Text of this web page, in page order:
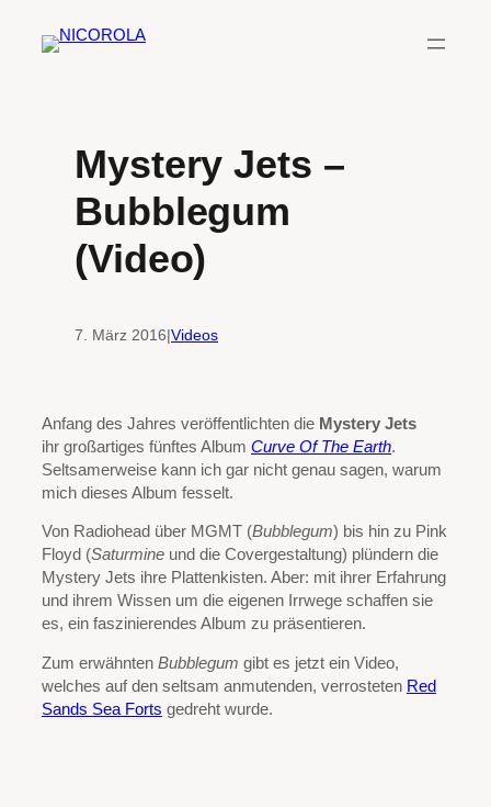
Inhalt
Mystery Jets –
Bubblegum
(Video)
7. März 2016|Videos
Anfang des Jahres veröffentlichten die Mystery Jets
ihr großartiges fünftes Album Curve Of The Earth.
Seltsamerweise kann ich gar nicht genau sagen, warum
mich dieses Album fesselt.
Von Radiohead über MGMT (Bubblegum) bis hin zu Pink
Floyd (Saturmine und die Covergestaltung) plündern die
Mystery Jets ihre Plattenkisten. Aber: mit ihrer Erfahrung
und ihrem Wissen um die eigenen Irrwege schaffen sie
es, ein faszinierendes Album zu präsentieren.
Zum erwähnten Bubblegum gibt es jetzt ein Video,
welches auf den seltsam anmutenden, verrosteten Red
Sands Sea Forts gedreht wurde.